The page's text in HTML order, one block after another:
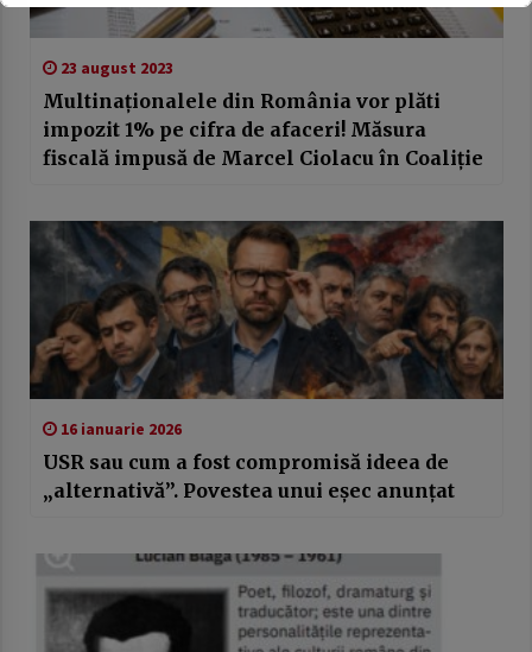
23 august 2023
Multinaționalele din România vor plăti
impozit 1% pe cifra de afaceri! Măsura
fiscală impusă de Marcel Ciolacu în Coaliție
16 ianuarie 2026
USR sau cum a fost compromisă ideea de
„alternativă”. Povestea unui eșec anunțat